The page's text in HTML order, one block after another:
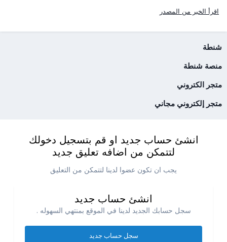
اقرأ الخبر من المصدر
شنطة
منصة شنطة
متجر الكتروني
متجر إلكتروني مجاني
انشئ حساب جديد او قم بتسجيل دخولك
لتتمكن من اضافه تعليق جديد
يجب ان تكون عضوا لدينا لتتمكن من التعليق
انشئ حساب جديد
سجل حسابك الجديد لدينا في الموقع بمنتهي السهوله .
سجل حساب جديد